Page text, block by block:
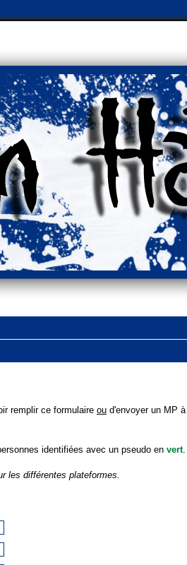
remplir ce formulaire ou d'envoyer un MP à
identifiées avec un pseudo en vert.
les différentes plateformes.